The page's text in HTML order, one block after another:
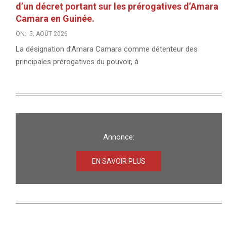
d’un décret portant sur les prérogatives d’Amara
Camara en Guinée.
ON: 5. AOÛT 2026
La désignation d’Amara Camara comme détenteur des
principales prérogatives du pouvoir, à
Annonce:
EN SAVOIR PLUS